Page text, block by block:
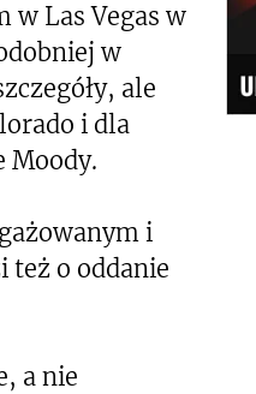
w Las Vegas w
w
ale
i dla
Moody.
i
też o oddanie
a nie